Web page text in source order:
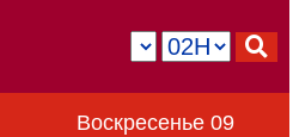
Воскресенье 09